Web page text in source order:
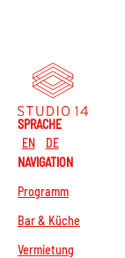
SPRACHE
EN
DE
NAVIGATION
Programm
Bar & Küche
Vermietung